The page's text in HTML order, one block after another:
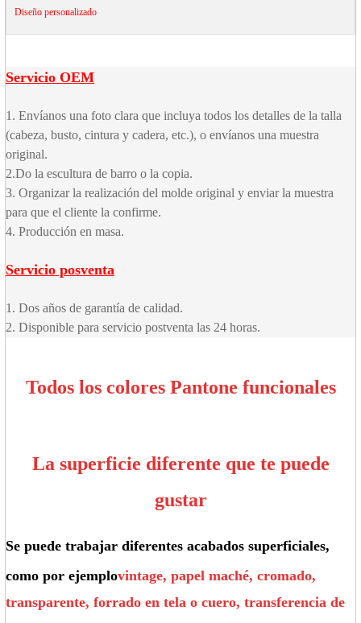
Diseño personalizado
Servicio OEM
1. Envíanos una foto clara que incluya todos los detalles de la talla
(cabeza, busto, cintura y cadera, etc.), o envíanos una muestra
original.
2.Do la escultura de barro o la copia.
3. Organizar la realización del molde original y enviar la muestra
para que el cliente la confirme.
4. Producción en masa.
Servicio posventa
1. Dos años de garantía de calidad.
2. Disponible para servicio postventa las 24 horas.
Todos los colores Pantone funcionales
La superficie diferente que te puede
gustar
Se puede trabajar diferentes acabados superficiales,
como por ejemplovintage, papel maché, cromado,
transparente, forrado en tela o cuero, transferencia de